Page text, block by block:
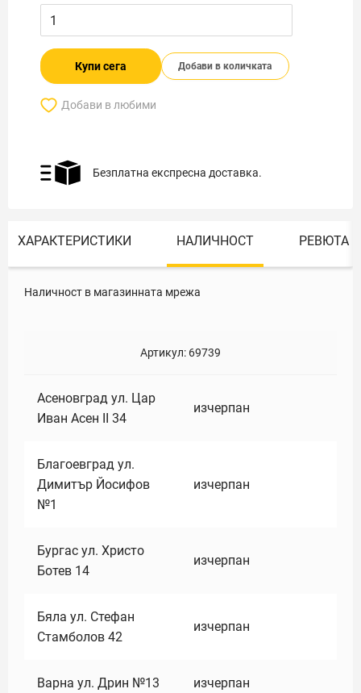
Купи сега Добави в количката
Добави в любими
Безплатна експресна доставка.
ХАРАКТЕРИСТИКИ НАЛИЧНОСТ РЕВЮТА
Наличност в магазинната мрежа
Артикул: 69739
Асеновград ул. Цар
Иван Асен II 34
изчерпан
Благоевград ул.
Димитър Йосифов
№1
изчерпан
Бургас ул. Христо
Ботев 14
изчерпан
Бяла ул. Стефан
Стамболов 42
изчерпан
Варна ул. Дрин №13 изчерпан